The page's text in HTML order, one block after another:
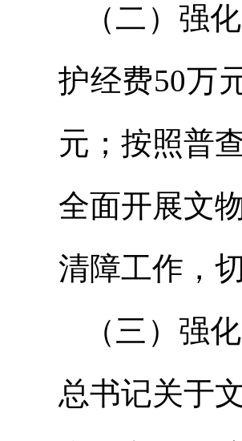
（二）强
护经费50万
元；按照普
全面开展文
清障工作，
（三）强
总书记关于